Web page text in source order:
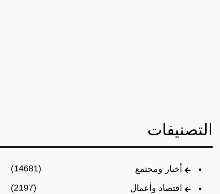
التصنيفات
أخبار ومجتمع
(14681)
اقتصاد وأعمال
(2197)